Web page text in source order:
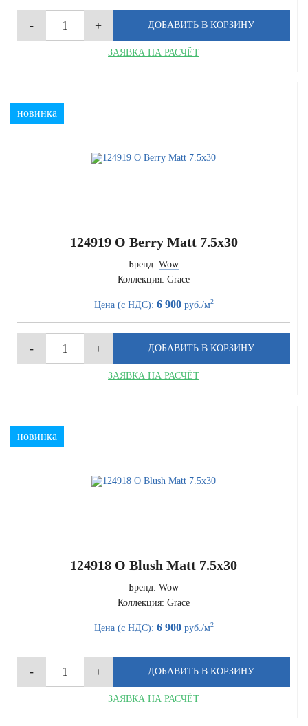
ЗАЯВКА НА РАСЧЁТ
новинка
124919 O Berry Matt 7.5x30
Бренд: Wow
Коллекция: Grace
Цена (с НДС): 6 900руб./м2
ЗАЯВКА НА РАСЧЁТ
новинка
124918 O Blush Matt 7.5x30
Бренд: Wow
Коллекция: Grace
Цена (с НДС): 6 900руб./м2
ЗАЯВКА НА РАСЧЁТ